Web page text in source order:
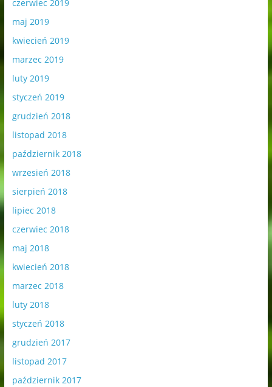
czerwiec 2019
maj 2019
kwiecień 2019
marzec 2019
luty 2019
styczeń 2019
grudzień 2018
listopad 2018
październik 2018
wrzesień 2018
sierpień 2018
lipiec 2018
czerwiec 2018
maj 2018
kwiecień 2018
marzec 2018
luty 2018
styczeń 2018
grudzień 2017
listopad 2017
październik 2017